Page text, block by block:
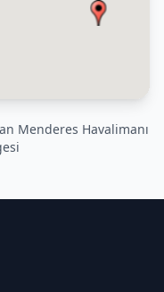
Menderes Havalimanı